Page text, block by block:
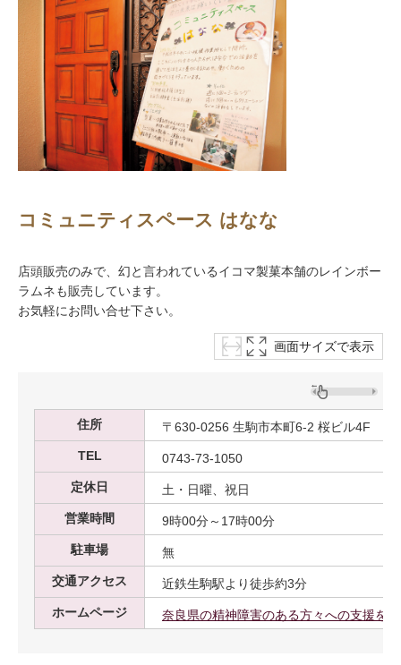
コミュニティスペース はなな
店頭販売のみで、幻と言われているイコマ製菓本舗のレインボー
ラムネも販売しています。
お気軽にお問い合せ下さい。
画面サイズで表示
住所
〒630-0256 生駒市本町6-2 桜ビル4F
TEL
0743-73-1050
定休日
土・日曜、祝日
営業時間
9時00分～17時00分
駐車場
無
交通アクセス
近鉄生駒駅より徒歩約3分
ホームページ
奈良県の精神障害のある方々への支援を-